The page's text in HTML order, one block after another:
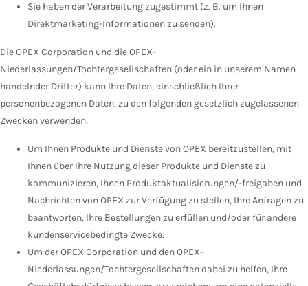
Sie haben der Verarbeitung zugestimmt (z. B. um Ihnen
Direktmarketing-Informationen zu senden).
Die OPEX Corporation und die OPEX-
Niederlassungen/Tochtergesellschaften (oder ein in unserem Namen
handelnder Dritter) kann Ihre Daten, einschließlich Ihrer
personenbezogenen Daten, zu den folgenden gesetzlich zugelassenen
Zwecken verwenden:
Um Ihnen Produkte und Dienste von OPEX bereitzustellen, mit
Ihnen über Ihre Nutzung dieser Produkte und Dienste zu
kommunizieren, Ihnen Produktaktualisierungen/-freigaben und
Nachrichten von OPEX zur Verfügung zu stellen, Ihre Anfragen zu
beantworten, Ihre Bestellungen zu erfüllen und/oder für andere
kundenservicebedingte Zwecke.
Um der OPEX Corporation und den OPEX-
Niederlassungen/Tochtergesellschaften dabei zu helfen, Ihre